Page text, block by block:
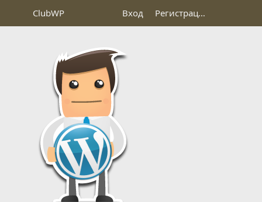
ClubWP Вход Регистрация